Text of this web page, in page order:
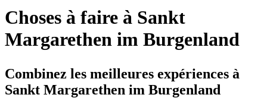
Choses à faire à Sankt
Margarethen im Burgenland
Combinez les meilleures expériences à
Sankt Margarethen im Burgenland